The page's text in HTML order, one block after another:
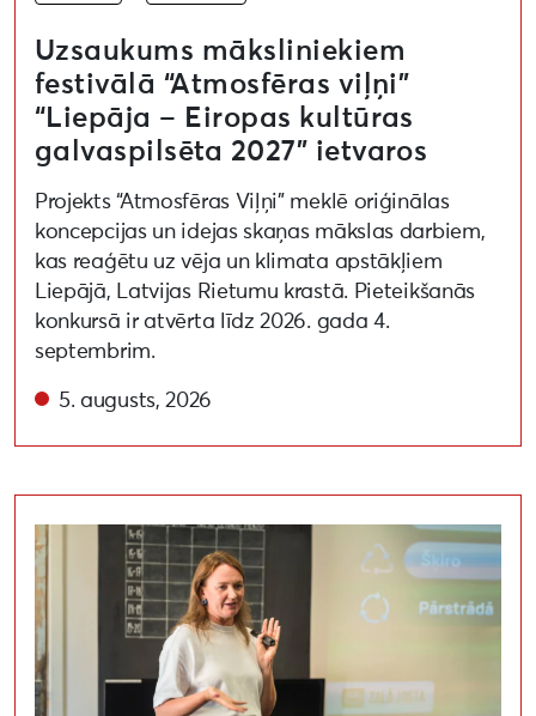
Uzsaukums māksliniekiem
festivālā “Atmosfēras viļņi”
“Liepāja – Eiropas kultūras
galvaspilsēta 2027” ietvaros
Projekts “Atmosfēras Viļņi” meklē oriģinālas
koncepcijas un idejas skaņas mākslas darbiem,
kas reaģētu uz vēja un klimata apstākļiem
Liepājā, Latvijas Rietumu krastā. Pieteikšanās
konkursā ir atvērta līdz 2026. gada 4.
septembrim.
5. augusts, 2026